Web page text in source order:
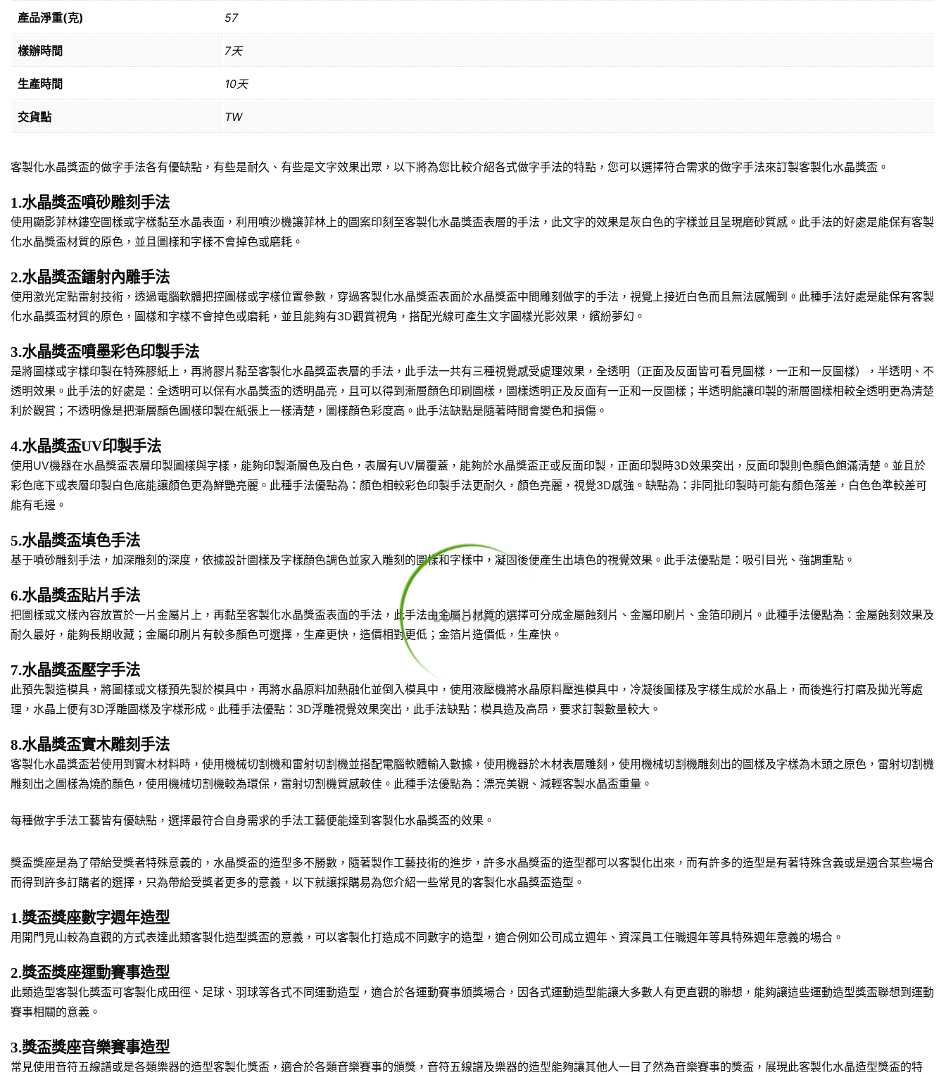
LOADING...
產品淨重(克) 57
樣辦時間 7天
生產時間 10天
交貨點 TW
客製化水晶獎盃的做字手法各有優缺點，有些是耐久、有些是文字效果出眾，以下將為您比較介紹各式做字手法的特點，您可以選擇符合需求的做字手法來訂製客製化水晶獎盃。
1.水晶獎盃噴砂雕刻手法
使用顯影菲林鏤空圖樣或字樣黏至水晶表面，利用噴沙機讓菲林上的圖案印刻至客製化水晶獎盃表層的手法，此文字的效果是灰白色的字樣並且呈現磨砂質感。此手法的好處是能保有客製
化水晶獎盃材質的原色，並且圖樣和字樣不會掉色或磨耗。
2.水晶獎盃鐳射內雕手法
使用激光定點雷射技術，透過電腦軟體把控圖樣或字樣位置參數，穿過客製化水晶獎盃表面於水晶獎盃中間雕刻做字的手法，視覺上接近白色而且無法感觸到。此種手法好處是能保有客製
化水晶獎盃材質的原色，圖樣和字樣不會掉色或磨耗，並且能夠有3D觀賞視角，搭配光線可產生文字圖樣光影效果，繽紛夢幻。
3.水晶獎盃噴墨彩色印製手法
是將圖樣或字樣印製在特殊膠紙上，再將膠片黏至客製化水晶獎盃表層的手法，此手法一共有三種視覺感受處理效果，全透明（正面及反面皆可看見圖樣，一正和一反圖樣），半透明、不
透明效果。此手法的好處是：全透明可以保有水晶獎盃的透明晶亮，且可以得到漸層顏色印刷圖樣，圖樣透明正及反面有一正和一反圖樣；半透明能讓印製的漸層圖樣相較全透明更為清楚
利於觀賞；不透明像是把漸層顏色圖樣印製在紙張上一樣清楚，圖樣顏色彩度高。此手法缺點是隨著時間會變色和損傷。
4.水晶獎盃UV印製手法
使用UV機器在水晶獎盃表層印製圖樣與字樣，能夠印製漸層色及白色，表層有UV層覆蓋，能夠於水晶獎盃正或反面印製，正面印製時3D效果突出，反面印製則色顏色飽滿清楚。並且於
彩色底下或表層印製白色底能讓顏色更為鮮艷亮麗。此種手法優點為：顏色相較彩色印製手法更耐久，顏色亮麗，視覺3D感強。缺點為：非同批印製時可能有顏色落差，白色色準較差可
能有毛邊。
5.水晶獎盃填色手法
基于噴砂雕刻手法，加深雕刻的深度，依據設計圖樣及字樣顏色調色並家入雕刻的圖樣和字樣中，凝固後便產生出填色的視覺效果。此手法優點是：吸引目光、強調重點。
6.水晶獎盃貼片手法
把圖樣或文樣內容放置於一片金屬片上，再黏至客製化水晶獎盃表面的手法，此手法由金屬片材質的選擇可分成金屬蝕刻片、金屬印刷片、金箔印刷片。此種手法優點為：金屬蝕刻效果及
耐久最好，能夠長期收藏；金屬印刷片有較多顏色可選擇，生產更快，造價相對更低；金箔片造價低，生產快。
7.水晶獎盃壓字手法
此預先製造模具，將圖樣或文樣預先製於模具中，再將水晶原料加熱融化並倒入模具中，使用液壓機將水晶原料壓進模具中，冷凝後圖樣及字樣生成於水晶上，而後進行打磨及拋光等處
理，水晶上便有3D浮雕圖樣及字樣形成。此種手法優點：3D浮雕視覺效果突出，此手法缺點：模具造及高昂，要求訂製數量較大。
8.水晶獎盃實木雕刻手法
客製化水晶獎盃若使用到實木材料時，使用機械切割機和雷射切割機並搭配電腦軟體輸入數據，使用機器於木材表層雕刻，使用機械切割機雕刻出的圖樣及字樣為木頭之原色，雷射切割機
雕刻出之圖樣為燒酌顏色，使用機械切割機較為環保，雷射切割機質感較佳。此種手法優點為：漂亮美觀、減輕客製水晶盃重量。
每種做字手法工藝皆有優缺點，選擇最符合自身需求的手法工藝便能達到客製化水晶獎盃的效果。
獎盃獎座是為了帶給受獎者特殊意義的，水晶獎盃的造型多不勝數，隨著製作工藝技術的進步，許多水晶獎盃的造型都可以客製化出來，而有許多的造型是有著特殊含義或是適合某些場合
而得到許多訂購者的選擇，只為帶給受獎者更多的意義，以下就讓採購易為您介紹一些常見的客製化水晶獎盃造型。
1.獎盃獎座數字週年造型
用開門見山較為直觀的方式表達此類客製化造型獎盃的意義，可以客製化打造成不同數字的造型，適合例如公司成立週年、資深員工任職週年等具特殊週年意義的場合。
2.獎盃獎座運動賽事造型
此類造型客製化獎盃可客製化成田徑、足球、羽球等各式不同運動造型，適合於各運動賽事頒獎場合，因各式運動造型能讓大多數人有更直觀的聯想，能夠讓這些運動造型獎盃聯想到運動
賽事相關的意義。
3.獎盃獎座音樂賽事造型
常見使用音符五線譜或是各類樂器的造型客製化獎盃，適合於各類音樂賽事的頒獎，音符五線譜及樂器的造型能夠讓其他人一目了然為音樂賽事的獎盃，展現此客製化水晶造型獎盃的特